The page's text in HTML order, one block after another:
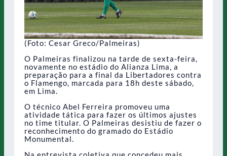
(Foto: Cesar Greco/Palmeiras)
O Palmeiras finalizou na tarde de sexta-feira,
novamente no estádio do Alianza Lima, a
preparação para a final da Libertadores contra
o Flamengo, marcada para 18h deste sábado,
em Lima.
O técnico Abel Ferreira promoveu uma
atividade tática para fazer os últimos ajustes
no time titular. O Palmeiras desistiu de fazer o
reconhecimento do gramado do Estádio
Monumental.